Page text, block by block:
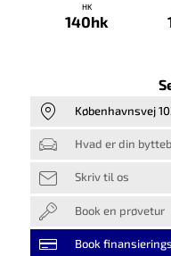
HK
140hk
Københavnsvej
Hvad er din
Skriv til os
Book en prøvetur
Book